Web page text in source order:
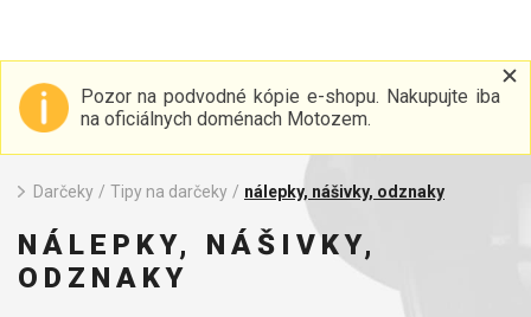
Pozor na podvodné kópie e-shopu. Nakupujte iba
na oficiálnych doménach Motozem.
Darčeky / Tipy na darčeky / nálepky, nášivky, odznaky
NÁLEPKY, NÁŠIVKY,
ODZNAKY